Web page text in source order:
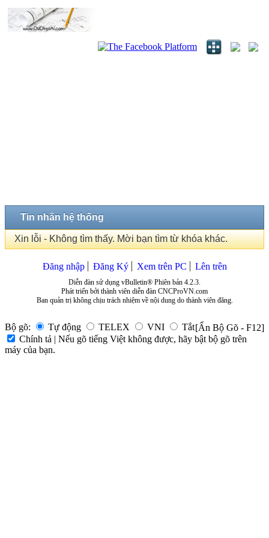
Tin nhắn hệ thống
Xin lỗi - Không tìm thấy. Mời bạn tìm từ khóa khác.
Đăng nhập Đăng Ký Xem trên PC Lên trên
Diễn đàn sử dụng vBulletin® Phiên bản 4.2.3.
Phát triển bởi thành viên diễn đàn CNCProVN.com
Ban quản trị không chịu trách nhiệm về nội dung do thành viên đăng.
Bộ gõ: Tự động TELEX VNI Tắt[Ẩn Bộ Gõ - F12]
Chính tả | Nếu gõ tiếng Việt không được, hãy bật bộ gõ trên
máy của bạn.